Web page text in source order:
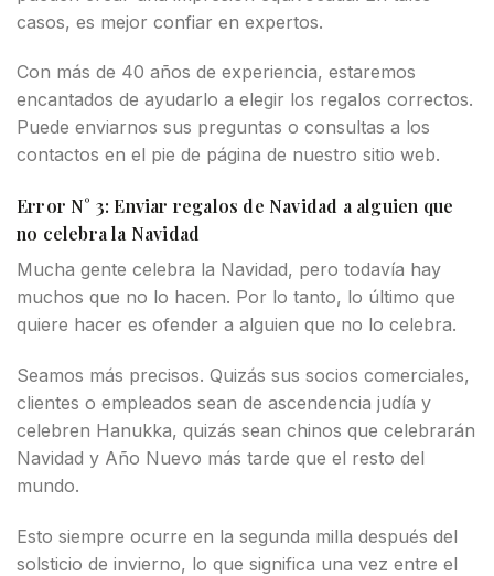
casos, es mejor confiar en expertos.
Con más de 40 años de experiencia, estaremos
encantados de ayudarlo a elegir los regalos correctos.
Puede enviarnos sus preguntas o consultas a los
contactos en el pie de página de nuestro sitio web.
Error N° 3: Enviar regalos de Navidad a alguien que
no celebra la Navidad
Mucha gente celebra la Navidad, pero todavía hay
muchos que no lo hacen. Por lo tanto, lo último que
quiere hacer es ofender a alguien que no lo celebra.
Seamos más precisos. Quizás sus socios comerciales,
clientes o empleados sean de ascendencia judía y
celebren Hanukka, quizás sean chinos que celebrarán
Navidad y Año Nuevo más tarde que el resto del
mundo.
Esto siempre ocurre en la segunda milla después del
solsticio de invierno, lo que significa una vez entre el